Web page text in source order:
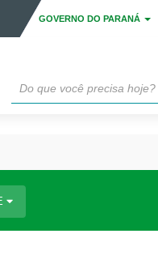
GOVERNO DO PARANÁ